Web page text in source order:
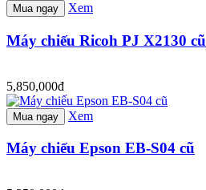
Mua ngay Xem
Máy chiếu Ricoh PJ X2130 cũ
5,850,000đ
Mua ngay Xem
Máy chiếu Epson EB-S04 cũ